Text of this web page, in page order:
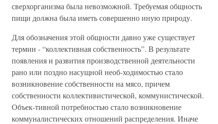
сверхорганизма была невозможной. Требуемая общность
пищи должна была иметь совершенно иную природу.
Для обозначения этой общности давно уже существует
термин - “коллективная собственность”. В результате
появления и развития производственной деятельности
рано или поздно насущной необ-ходимостью стало
возникновение собственности на мясо, причем
собственности коллективистической, коммунистической.
Объек-тивной потребностью стало возникновение
коммуналистических отношений распределения. Иначе